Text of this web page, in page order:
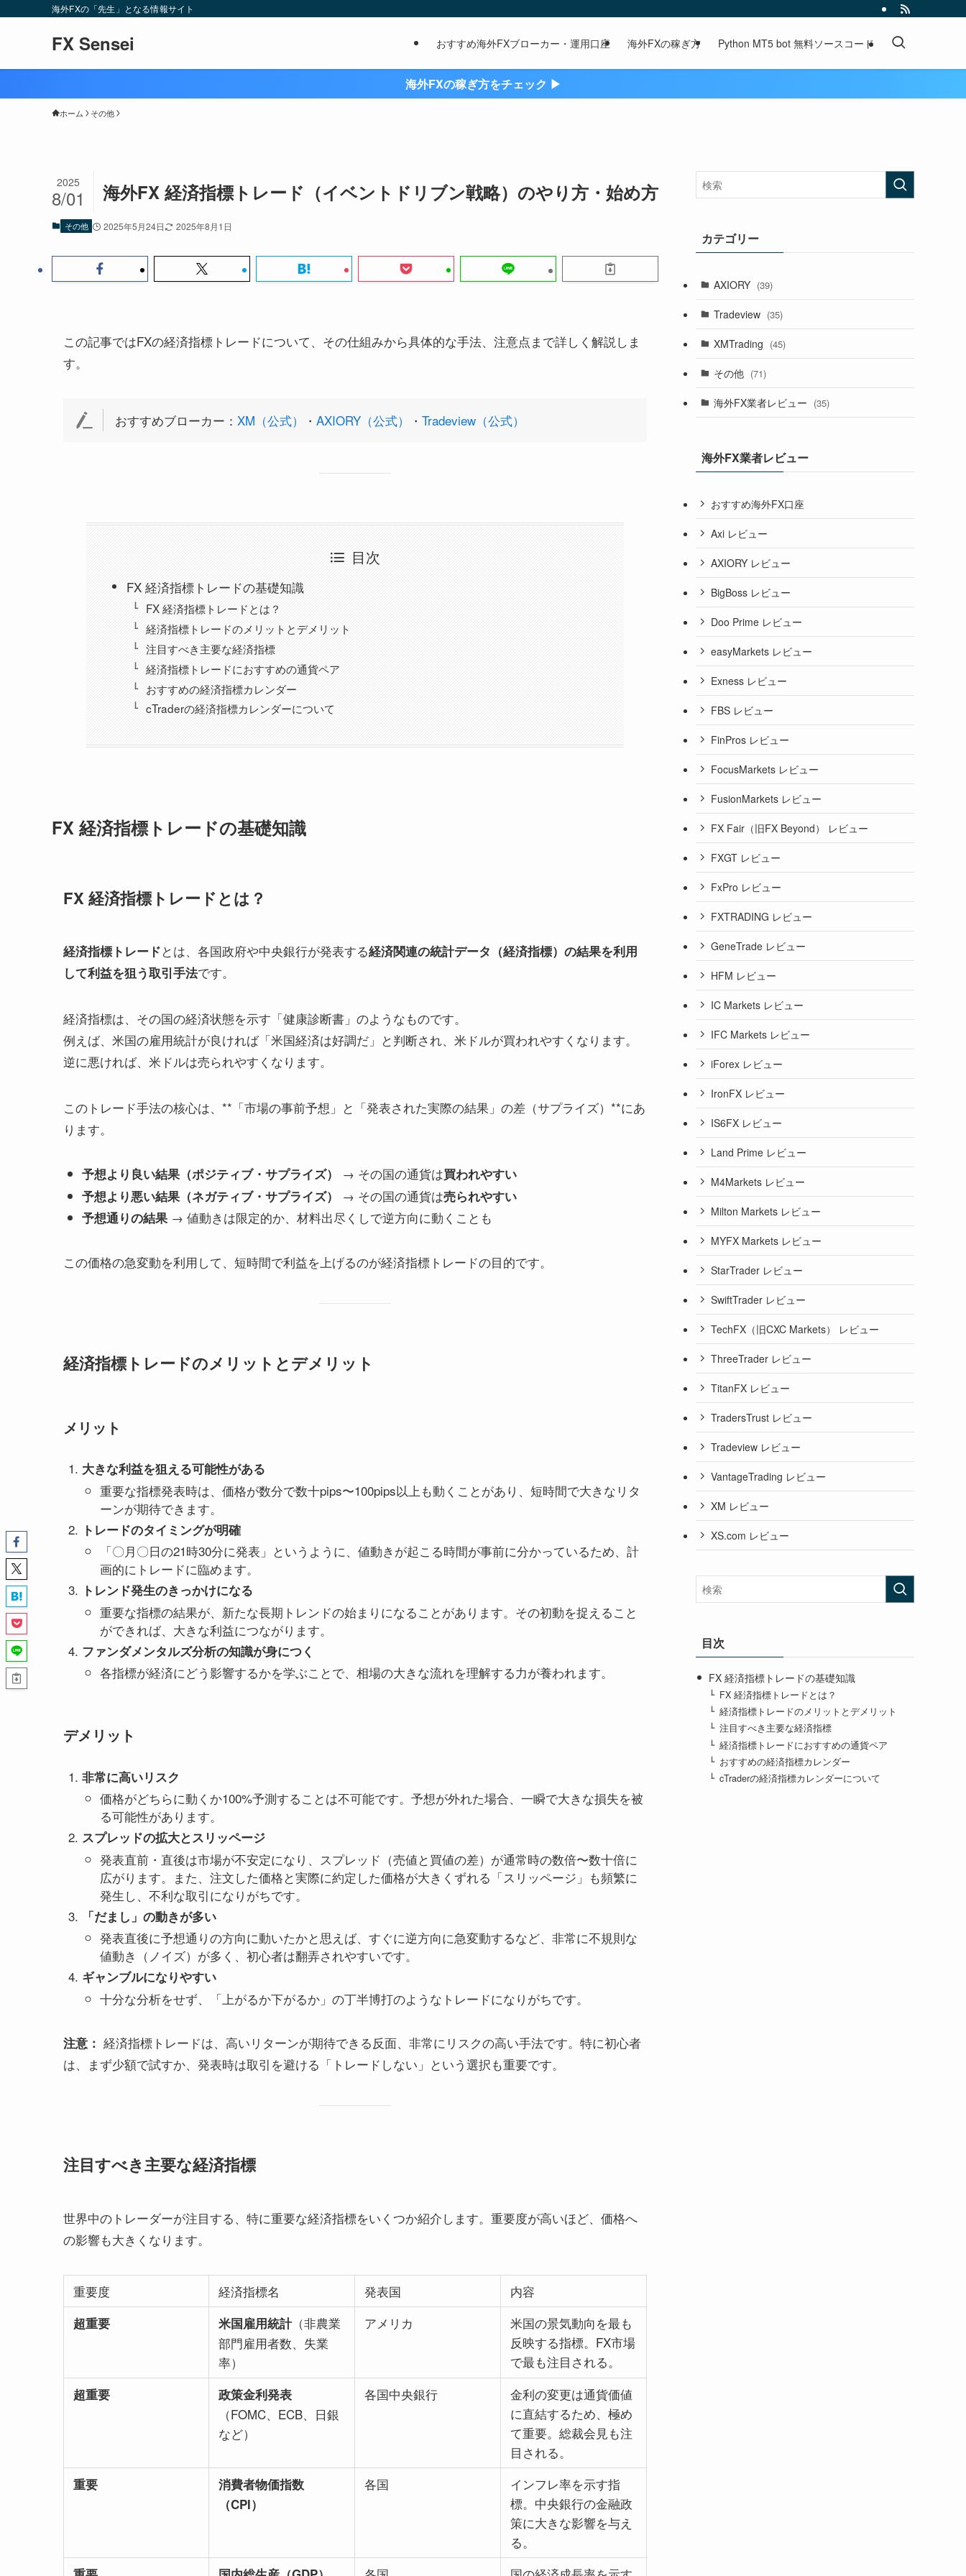
海外FXの「先生」となる情報サイト
FX Sensei おすすめ海外FXブローカー・運用口座 海外FXの稼ぎ方 Python MT5 bot 無料ソースコード
海外FXの稼ぎ方をチェック ▶︎
ホーム その他
海外FX 経済指標トレード（イベントドリブン戦略）のやり方・始め方
2025
8/01
その他 2025年5月24日 2025年8月1日
この記事ではFXの経済指標トレードについて、その仕組みから具体的な手法、注意点まで詳しく解説しま
す。
おすすめブローカー：XM（公式） ・AXIORY（公式） ・Tradeview（公式）
目次
FX 経済指標トレードの基礎知識
FX 経済指標トレードとは？
経済指標トレードのメリットとデメリット
注目すべき主要な経済指標
経済指標トレードにおすすめの通貨ペア
おすすめの経済指標カレンダー
cTraderの経済指標カレンダーについて
FX 経済指標トレードの基礎知識
FX 経済指標トレードとは？
経済指標トレードとは、各国政府や中央銀行が発表する経済関連の統計データ（経済指標）の結果を利用
して利益を狙う取引手法です。
経済指標は、その国の経済状態を示す「健康診断書」のようなものです。
例えば、米国の雇用統計が良ければ「米国経済は好調だ」と判断され、米ドルが買われやすくなります。
逆に悪ければ、米ドルは売られやすくなります。
このトレード手法の核心は、**「市場の事前予想」と「発表された実際の結果」の差（サプライズ）**にあ
ります。
予想より良い結果（ポジティブ・サプライズ） → その国の通貨は買われやすい
予想より悪い結果（ネガティブ・サプライズ）
→ その国の通貨は売られやすい
予想通りの結果→ 値動きは限定的か、材料出尽くしで逆方向に動くことも
この価格の急変動を利用して、短時間で利益を上げるのが経済指標トレードの目的です。
経済指標トレードのメリットとデメリット
メリット
大きな利益を狙える可能性がある
重要な指標発表時は、価格が数分で数十pips〜100pips以上も動くことがあり、短時間で大きなリタ
ーンが期待できます。
トレードのタイミングが明確
「〇月〇日の21時30分に発表」というように、値動きが起こる時間が事前に分かっているため、計
画的にトレードに臨めます。
トレンド発生のきっかけになる
重要な指標の結果が、新たな長期トレンドの始まりになることがあります。その初動を捉えること
ができれば、大きな利益につながります。
ファンダメンタルズ分析の知識が身につく
各指標が経済にどう影響するかを学ぶことで、相場の大きな流れを理解する力が養われます。
デメリット
非常に高いリスク
価格がどちらに動くか100%予測することは不可能です。予想が外れた場合、一瞬で大きな損失を被
る可能性があります。
スプレッドの拡大とスリッページ
発表直前・直後は市場が不安定になり、スプレッド（売値と買値の差）が通常時の数倍〜数十倍に
広がります。また、注文した価格と実際に約定した価格が大きくずれる「スリッページ」も頻繁に
発生し、不利な取引になりがちです。
「だまし」の動きが多い
発表直後に予想通りの方向に動いたかと思えば、すぐに逆方向に急変動するなど、非常に不規則な
値動き（ノイズ）が多く、初心者は翻弄されやすいです。
ギャンブルになりやすい
十分な分析をせず、「上がるか下がるか」の丁半博打のようなトレードになりがちです。
注意： 経済指標トレードは、高いリターンが期待できる反面、非常にリスクの高い手法です。特に初心者
は、まず少額で試すか、発表時は取引を避ける「トレードしない」という選択も重要です。
注目すべき主要な経済指標
世界中のトレーダーが注目する、特に重要な経済指標をいくつか紹介します。重要度が高いほど、価格へ
の影響も大きくなります。
重要度 経済指標名 発表国 内容
超重要 米国雇用統計（非農業
部門雇用者数、失業
率）
アメリカ
米国の景気動向を最も
反映する指標。FX市場
で最も注目される。
超重要 政策金利発表
（FOMC、ECB、日銀
など）
各国中央銀行
金利の変更は通貨価値
に直結するため、極め
て重要。総裁会見も注
目される。
重要
消費者物価指数
（CPI）
各国
インフレ率を示す指
標。中央銀行の金融政
策に大きな影響を与え
る。
カテゴリー
AXIORY (39)
Tradeview (35)
XMTrading (45)
その他 (71)
海外FX業者レビュー (35)
海外FX業者レビュー
おすすめ海外FX口座
Axi レビュー
AXIORY レビュー
BigBoss レビュー
Doo Prime レビュー
easyMarkets レビュー
Exness レビュー
FBS レビュー
FinPros レビュー
FocusMarkets レビュー
FusionMarkets レビュー
FX Fair（旧FX Beyond） レビュー
FXGT レビュー
FxPro レビュー
FXTRADING レビュー
GeneTrade レビュー
HFM レビュー
IC Markets レビュー
IFC Markets レビュー
iForex レビュー
IronFX レビュー
IS6FX レビュー
Land Prime レビュー
M4Markets レビュー
Milton Markets レビュー
MYFX Markets レビュー
StarTrader レビュー
SwiftTrader レビュー
TechFX（旧CXC Markets） レビュー
ThreeTrader レビュー
TitanFX レビュー
TradersTrust レビュー
Tradeview レビュー
VantageTrading レビュー
XM レビュー
XS.com レビュー
目次
FX 経済指標トレードの基礎知識
FX 経済指標トレードとは？
経済指標トレードのメリットとデメリット
注目すべき主要な経済指標
経済指標トレードにおすすめの通貨ペア
おすすめの経済指標カレンダー
cTraderの経済指標カレンダーについて